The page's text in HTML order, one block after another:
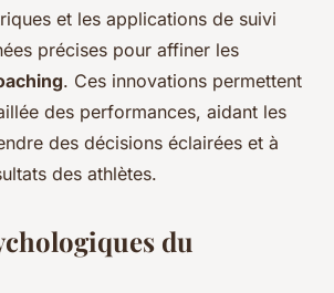
et les applications de suivi
précises pour affiner les
. Ces innovations permettent
des performances, aidant les
des décisions éclairées et à
des athlètes.
du